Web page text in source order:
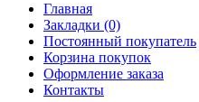
Главная
Закладки (0)
Постоянный покупатель
Корзина покупок
Оформление заказа
Контакты